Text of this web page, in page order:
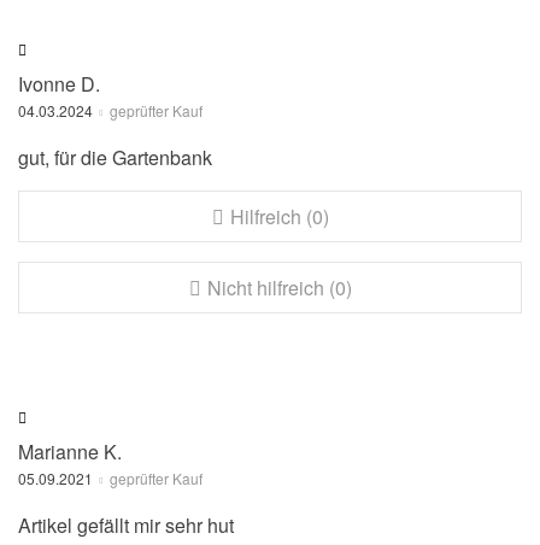
Ivonne D.
04.03.2024 geprüfter Kauf
gut, für die Gartenbank
Hilfreich (0)
Nicht hilfreich (0)
Marianne K.
05.09.2021 geprüfter Kauf
Artikel gefällt mir sehr hut